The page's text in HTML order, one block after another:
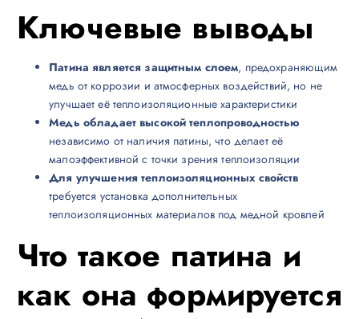
Ключевые выводы
Патина является защитным слоем, предохраняющим
медь от коррозии и атмосферных воздействий, но не
улучшает её теплоизоляционные характеристики
Медь обладает высокой теплопроводностью
независимо от наличия патины, что делает её
малоэффективной с точки зрения теплоизоляции
Для улучшения теплоизоляционных свойств
требуется установка дополнительных
теплоизоляционных материалов под медной кровлей
Что такое патина и
как она формируется